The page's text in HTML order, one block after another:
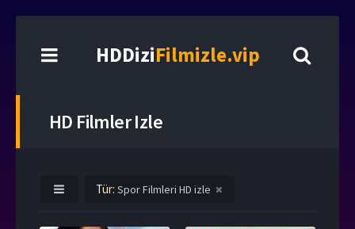
HDDiziFilmizle.vip
HD Filmler Izle
Tür: Spor Filmleri HD izle